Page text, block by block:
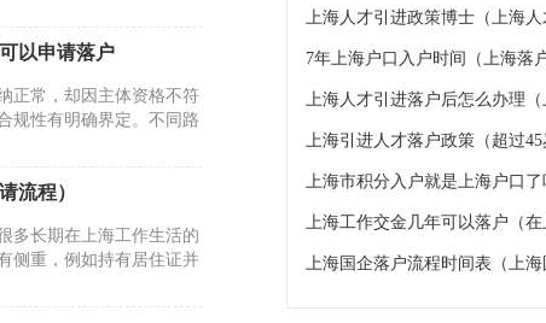
以申请落户
正常，却因主体资格不符
规性有明确界定。不同路
流程）
多长期在上海工作生活的
侧重，例如持有居住证并
上海人才引进政策博士（上海人
7年上海户口入户时间（上海落
上海人才引进落户后怎么办理（
上海引进人才落户政策（超过45
上海市积分入户就是上海户口
上海工作交金几年可以落户（在
上海国企落户流程时间表（上海